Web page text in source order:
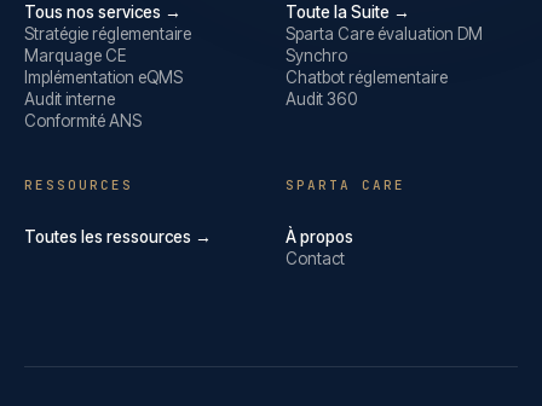
Tous nos services →
Stratégie réglementaire
Marquage CE
Implémentation eQMS
Audit interne
Conformité ANS
Toute la Suite →
Sparta Care évaluation DM
Synchro
Chatbot réglementaire
Audit 360
RESSOURCES
Toutes les ressources →
SPARTA CARE
À propos
Contact